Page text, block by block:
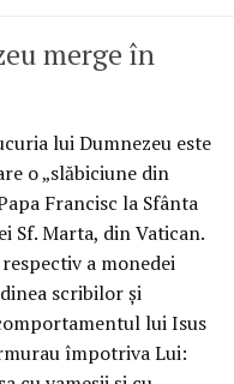
merge în
lui Dumnezeu este
o „slăbiciune din
Francisc la Sfânta
Sf. Marta, din Vatican.
a monedei
scribilor şi
lui Isus
împotriva Lui: